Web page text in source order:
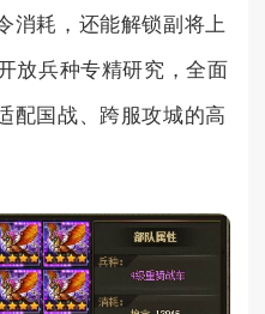
消耗，还能解锁副将上
放兵种专精研究，全面
配国战、跨服攻城的高